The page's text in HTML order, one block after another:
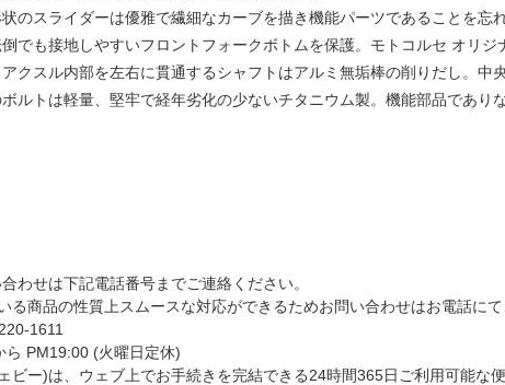
のスライダーは優雅で繊細なカーブを描き機能パーツであることを
でも接地しやすいフロントフォークボトムを保護。モトコルセ オリ
クスル内部を左右に貫通するシャフトはアルミ無垢棒の削りだし。
ルトは軽量、堅牢で経年劣化の少ないチタニウム製。機能部品であ
わせは下記電話番号までご連絡ください。
る商品の性質上スムースな対応ができるためお問い合わせはお電話に
1611
ら PM19:00 (火曜日定休)
ビー)は、ウェブ上でお手続きを完結できる24時間365日ご利用可能な